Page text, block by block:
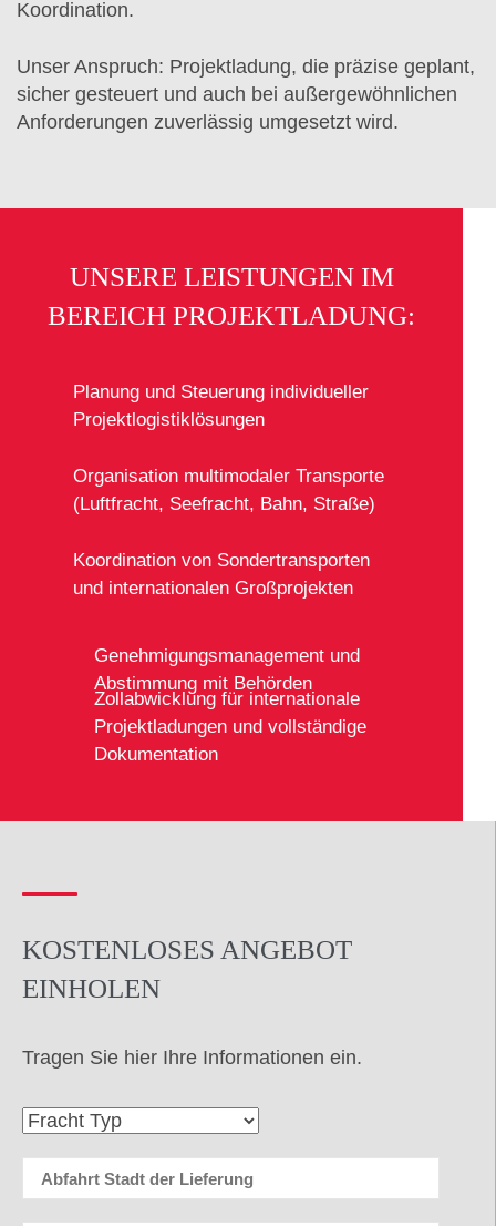
Koordination.
Unser Anspruch: Projektladung, die präzise geplant,
sicher gesteuert und auch bei außergewöhnlichen
Anforderungen zuverlässig umgesetzt wird.
UNSERE LEISTUNGEN IM
BEREICH PROJEKTLADUNG:
Planung und Steuerung individueller
Projektlogistiklösungen
Organisation multimodaler Transporte
(Luftfracht, Seefracht, Bahn, Straße)
Koordination von Sondertransporten
und internationalen Großprojekten
Genehmigungsmanagement und
Abstimmung mit Behörden
Zollabwicklung für internationale
Projektladungen und vollständige
Dokumentation
KOSTENLOSES ANGEBOT
EINHOLEN
Tragen Sie hier Ihre Informationen ein.